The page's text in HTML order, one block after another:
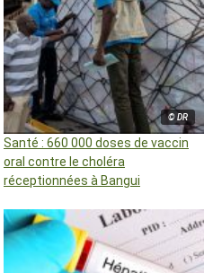
© DR
Santé : 660 000 doses de vaccin
oral contre le choléra
réceptionnées à Bangui